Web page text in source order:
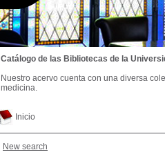
Inicio
New search
Catálogo de las Bibliotecas de la
Nuestro acervo cuenta con una diversa
medicina.